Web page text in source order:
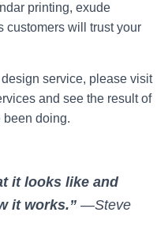
printing, exude
customers will trust your
service, please visit
and see the result of
been doing.
it looks like and
it works.” —Steve